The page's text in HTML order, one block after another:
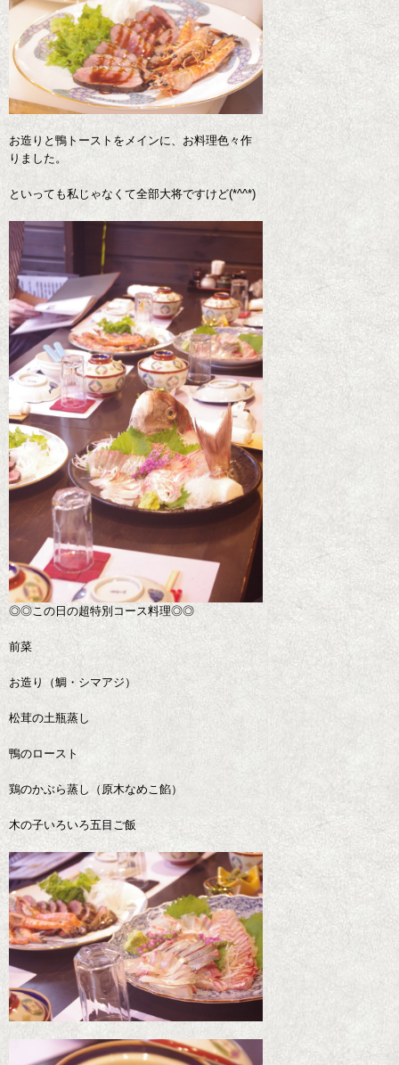
お造りと鴨トーストをメインに、お料理色々作
りました。
といっても私じゃなくて全部大将ですけど(*^^*)
◎◎この日の超特別コース料理◎◎
前菜
お造り（鯛・シマアジ）
松茸の土瓶蒸し
鴨のロースト
鶏のかぶら蒸し（原木なめこ餡）
木の子いろいろ五目ご飯